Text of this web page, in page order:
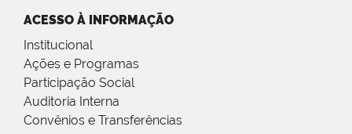
ACESSO À INFORMAÇÃO
Institucional
Ações e Programas
Participação Social
Auditoria Interna
Convênios e Transferências